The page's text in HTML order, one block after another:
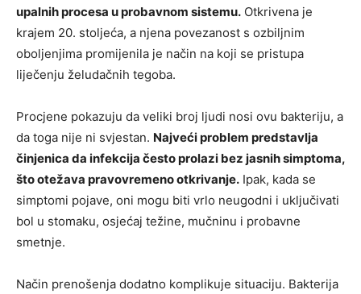
upalnih procesa u probavnom sistemu. Otkrivena je
krajem 20. stoljeća, a njena povezanost s ozbiljnim
oboljenjima promijenila je način na koji se pristupa
liječenju želudačnih tegoba.
Procjene pokazuju da veliki broj ljudi nosi ovu bakteriju, a
da toga nije ni svjestan. Najveći problem predstavlja
činjenica da infekcija često prolazi bez jasnih simptoma,
što otežava pravovremeno otkrivanje. Ipak, kada se
simptomi pojave, oni mogu biti vrlo neugodni i uključivati
bol u stomaku, osjećaj težine, mučninu i probavne
smetnje.
Način prenošenja dodatno komplikuje situaciju. Bakterija